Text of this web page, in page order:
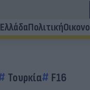
ΕλλάδαΠολιτική
Τουρκία F16